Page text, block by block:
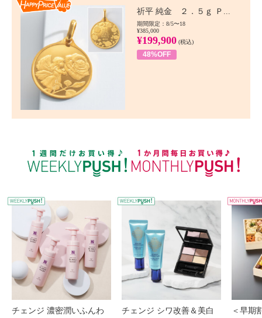
祈平 純金 ２．５ｇ Ｐ...
期間限定：8/5〜18
¥385,000
¥199,900 (税込)
48%OFF
WEEKLY PUSH
チェンジ 濃密潤いふんわ
チェンジ シワ改善＆美白
＜早期